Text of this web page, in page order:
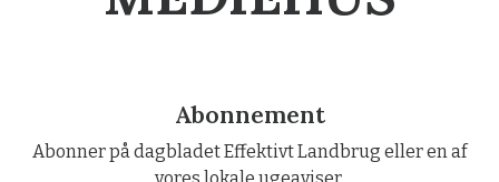
Abonnement
Abonner på dagbladet Effektivt Landbrug eller en af